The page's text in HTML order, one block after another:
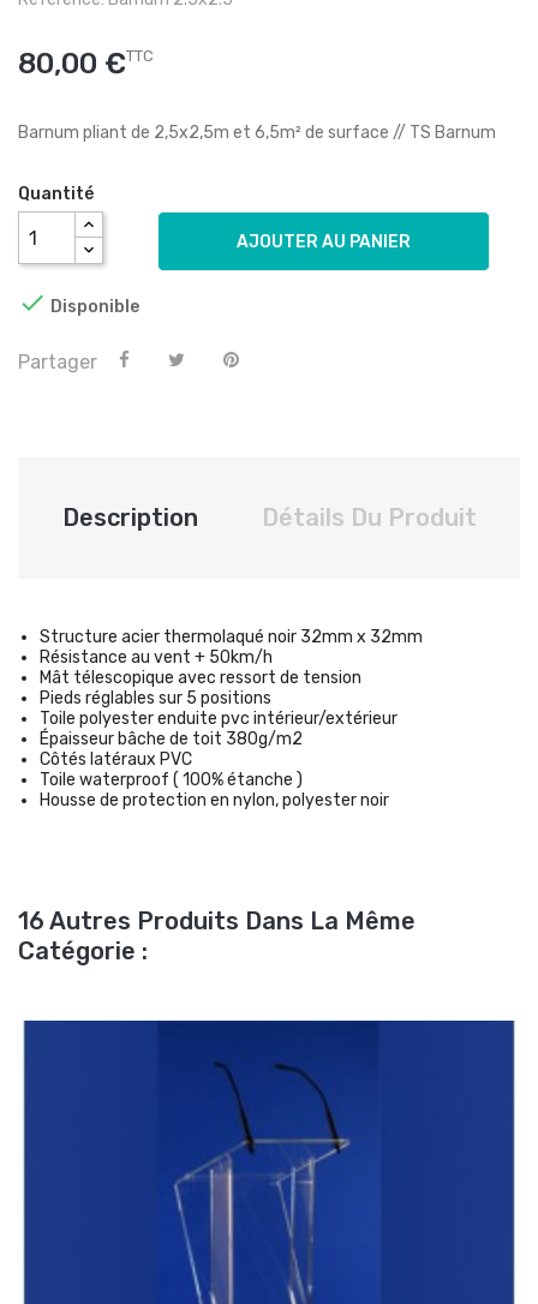
80,00 €TTC
Barnum pliant de 2,5x2,5m et 6,5m² de surface // TS Barnum
Quantité
AJOUTER AU PANIER
 Disponible
Partager
Description Détails Du Produit
Structure acier thermolaqué noir 32mm x 32mm
Résistance au vent + 50km/h
Mât télescopique avec ressort de tension
Pieds réglables sur 5 positions
Toile polyester enduite pvc intérieur/extérieur
Épaisseur bâche de toit 380g/m2
Côtés latéraux PVC
Toile waterproof ( 100% étanche )
Housse de protection en nylon, polyester noir
16 Autres Produits Dans La Même
Catégorie :